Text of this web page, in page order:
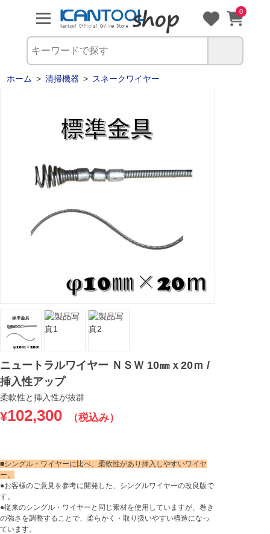
0
ホーム > 清掃機器 > スネークワイヤー
ニュートラルワイヤー ＮＳＷ 10㎜ｘ20ｍ /
挿入性アップ
柔軟性と挿入性が抜群
¥102,300 （税込み）
■シングル・ワイヤーに比べ、柔軟性があり挿入しやすいワイヤ
ー。
●お客様のご意見を参考に開発した、シングルワイヤーの改良版で
す。
●従来のシングル・ワイヤーと同じ素材を使用していますが、巻き
の強さを調整することで、柔らかく・取り扱いやすい構造になっ
ています。